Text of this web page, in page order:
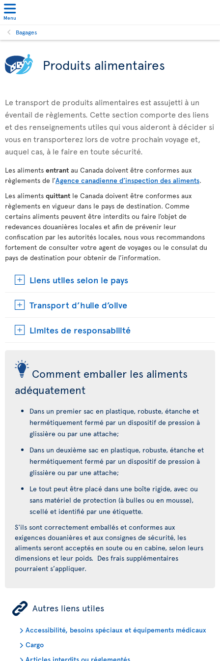
Menu
Bagages
Produits alimentaires
Le transport de produits alimentaires est assujetti à un
éventail de règlements. Cette section comporte des liens
et des renseignements utiles qui vous aideront à décider si
vous en transporterez lors de votre prochain voyage et,
auquel cas, à le faire en toute sécurité.
Les aliments entrant au Canada doivent être conformes aux
règlements de l’Agence canadienne d’inspection des aliments.
Les aliments quittant le Canada doivent être conformes aux
règlements en vigueur dans le pays de destination. Comme
certains aliments peuvent être interdits ou faire l’objet de
redevances douanières locales et afin de prévenir leur
confiscation par les autorités locales, nous vous recommandons
fortement de consulter votre agent de voyages ou le consulat du
pays de destination pour obtenir de l’information.
Liens utiles selon le pays
Transport d’huile d’olive
Limites de responsabilité
Comment emballer les aliments
adéquatement
Dans un premier sac en plastique, robuste, étanche et
hermétiquement fermé par un dispositif de pression à
glissière ou par une attache;
Dans un deuxième sac en plastique, robuste, étanche et
hermétiquement fermé par un dispositif de pression à
glissière ou par une attache;
Le tout peut être placé dans une boîte rigide, avec ou
sans matériel de protection (à bulles ou en mousse),
scellé et identifié par une étiquette.
S'ils sont correctement emballés et conformes aux
exigences douanières et aux consignes de sécurité, les
aliments seront acceptés en soute ou en cabine, selon leurs
dimensions et leur poids. Des frais supplémentaires
pourraient s’appliquer.
ÿ Autres liens utiles
Accessibilité, besoins spéciaux et équipements médicaux
Cargo